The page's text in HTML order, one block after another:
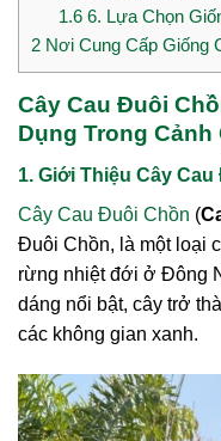
1.66. Lựa Chọn
2 Nơi Cung Cấp Giống
Cây Cau Đuôi
Dụng Trong Cảnh
1. Giới Thiệu Cây
Cây Cau Đuôi Chồn (
Đuôi Chồn, là một loại
rừng nhiệt đới ở Đông
dáng nổi bật, cây trở
các không gian xanh.